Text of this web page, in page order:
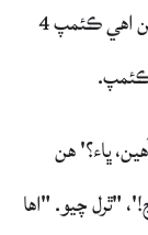
"پنهنجي پٺتي سان آرام ڪرڻ لاء ويٺو هو" جيئن اهي ڪئمپ 4
ڪئمپ.
ڀاء؟' هن
"ٿرل چيو. "اها